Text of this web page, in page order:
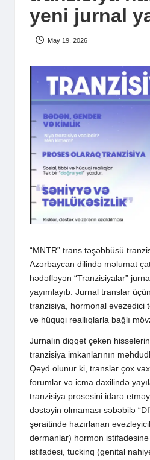
yeni jurnal
May 19, 2026
“MNTR” trans təşəbbüsü
Azərbaycan dilində məlumat
hədəfləyən “Tranzisiyalar”
yayımlayıb. Jurnal translar
tranzisiya, hormonal əvəzedici
və hüquqi reallıqlarla bağlı
Jurnalın diqqət çəkən
tranzisiya imkanlarının
Qeyd olunur ki, translar çox
forumlar və icma daxilində
tranzisiya prosesini idarə
dəstəyin olmaması səbəbilə
şəraitində hazırlanan
dərmanlar) hormon
istifadəsi, tuckinq (genital